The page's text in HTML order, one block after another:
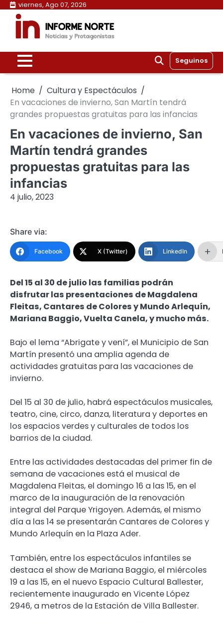
Skip
content
viernes, Ago 07, 2026
Seguinos
Home
Cultura y Espectáculos
En vacaciones de invierno, San Martín tendrá
grandes propuestas gratuitas para las infancias
En vacaciones de invierno, San
Martín tendrá grandes
propuestas gratuitas para las
infancias
4 julio, 2023
Share via:
Facebook X (Twitter) LinkedIn
Del 15 al 30 de julio las familias podrán
disfrutar las presentaciones de Magdalena
Fleitas, Cantares de Colores y Mundo Arlequín,
Mariana Baggio, Vuelta Canela, y mucho más.
Bajo el lema “Abrigate y vení”, el Municipio de San
Martín presentó una amplia agenda de
actividades gratuitas para las vacaciones de
invierno.
Del 15 al 30 de julio, habrá espectáculos musicales,
teatro, cine, circo, danza, literatura y deportes en
los espacios verdes y culturales de todos los
barrios de la ciudad.
Entre las actividades destacadas del primer fin de
semana de vacaciones está el musical de
Magdalena Fleitas, el domingo 16 a las 15, en el
marco de la inauguración de la renovación
integral del Parque Yrigoyen. Además, el mismo
día a las 14 se presentarán Cantares de Colores y
Mundo Arlequín en la Plaza Ader.
También, entre los espectáculos infantiles se
destaca el show de Mariana Baggio, el miércoles
19 a las 15, en el nuevo Espacio Cultural Ballester,
recientemente inaugurado en Vicente López
2946, a metros de la Estación de Villa Ballester.